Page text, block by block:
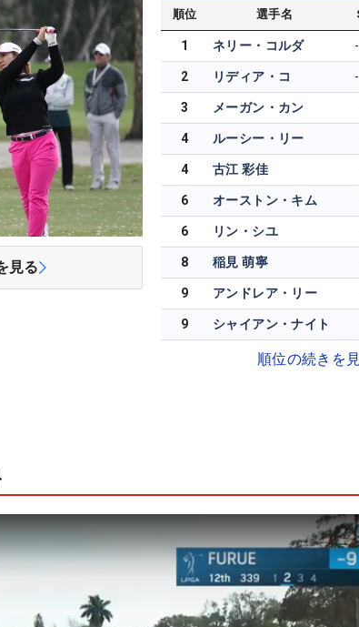
見る
順位 選手名
1 ネリー・コルダ
2 リディア・コ
3 メーガン・カン
4 ルーシー・リー
4 古江 彩佳
6 オーストン・キム
6 リン・シユ
8 稲見 萌寧
9 アンドレア・リー
9 シャイアン・ナイト
順位の続きを